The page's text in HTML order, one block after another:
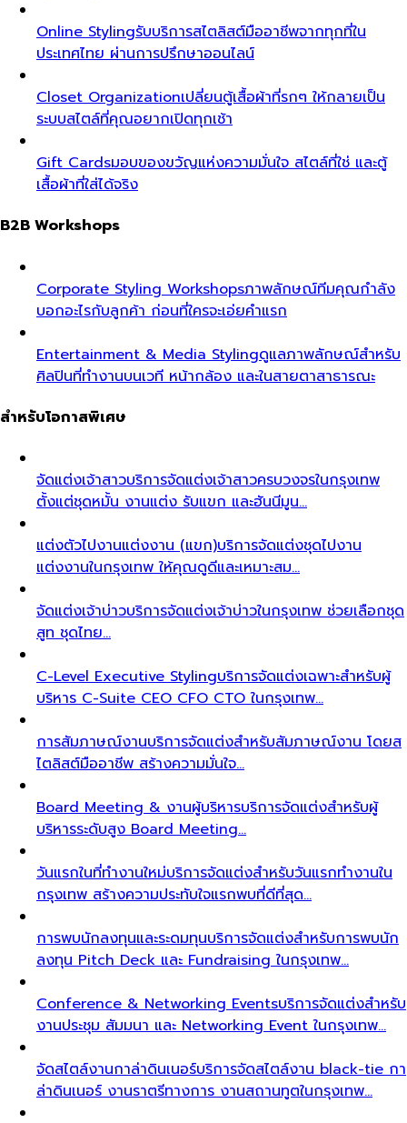
Online Stylingรับบริการสไตลิสต์มืออาชีพจากทุกที่ใน
ประเทศไทย ผ่านการปรึกษาออนไลน์
Closet Organizationเปลี่ยนตู้เสื้อผ้าที่รกๆ ให้กลายเป็น
ระบบสไตล์ที่คุณอยากเปิดทุกเช้า
Gift Cardsมอบของขวัญแห่งความมั่นใจ สไตล์ที่ใช่ และตู้
เสื้อผ้าที่ใส่ได้จริง
B2B Workshops
Corporate Styling Workshopsภาพลักษณ์ทีมคุณกำลัง
บอกอะไรกับลูกค้า ก่อนที่ใครจะเอ่ยคำแรก
Entertainment & Media Stylingดูแลภาพลักษณ์สำหรับ
ศิลปินที่ทำงานบนเวที หน้ากล้อง และในสายตาสาธารณะ
สำหรับโอกาสพิเศษ
จัดแต่งเจ้าสาวบริการจัดแต่งเจ้าสาวครบวงจรในกรุงเทพ
ตั้งแต่ชุดหมั้น งานแต่ง รับแขก และฮันนีมูน…
แต่งตัวไปงานแต่งงาน (แขก)บริการจัดแต่งชุดไปงาน
แต่งงานในกรุงเทพ ให้คุณดูดีและเหมาะสม…
จัดแต่งเจ้าบ่าวบริการจัดแต่งเจ้าบ่าวในกรุงเทพ ช่วยเลือกชุด
สูท ชุดไทย…
C-Level Executive Stylingบริการจัดแต่งเฉพาะสำหรับผู้
บริหาร C-Suite CEO CFO CTO ในกรุงเทพ…
การสัมภาษณ์งานบริการจัดแต่งสำหรับสัมภาษณ์งาน โดยส
ไตลิสต์มืออาชีพ สร้างความมั่นใจ…
Board Meeting & งานผู้บริหารบริการจัดแต่งสำหรับผู้
บริหารระดับสูง Board Meeting…
วันแรกในที่ทำงานใหม่บริการจัดแต่งสำหรับวันแรกทำงานใน
กรุงเทพ สร้างความประทับใจแรกพบที่ดีที่สุด…
การพบนักลงทุนและระดมทุนบริการจัดแต่งสำหรับการพบนัก
ลงทุน Pitch Deck และ Fundraising ในกรุงเทพ…
Conference & Networking Eventsบริการจัดแต่งสำหรับ
งานประชุม สัมมนา และ Networking Event ในกรุงเทพ…
จัดสไตล์งานกาล่าดินเนอร์บริการจัดสไตล์งาน black-tie กา
ล่าดินเนอร์ งานราตรีทางการ งานสถานทูตในกรุงเทพ…